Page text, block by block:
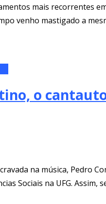
mais recorrentes
venho mastigado a
o
na música, Pedro
Sociais na UFG.